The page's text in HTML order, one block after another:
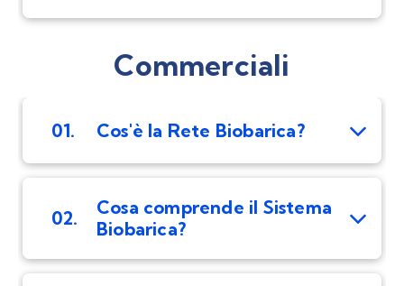
Commerciali
01. Cos'è la Rete Biobarica?
02.
Cosa comprende il Sistema
Biobarica?